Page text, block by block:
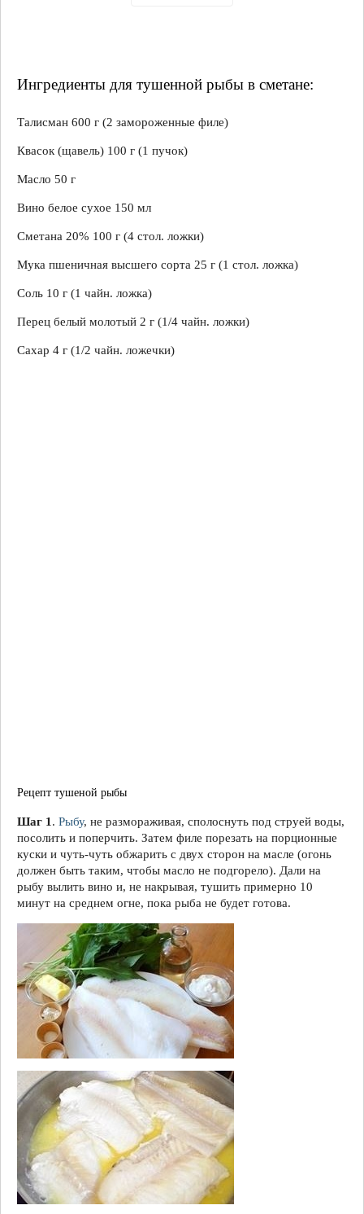
Ингредиенты для тушенной рыбы в сметане:
Талисман 600 г (2 замороженные филе)
Квасок (щавель) 100 г (1 пучок)
Масло 50 г
Вино белое сухое 150 мл
Сметана 20% 100 г (4 стол. ложки)
Мука пшеничная высшего сорта 25 г (1 стол. ложка)
Соль 10 г (1 чайн. ложка)
Перец белый молотый 2 г (1/4 чайн. ложки)
Сахар 4 г (1/2 чайн. ложечки)
Рецепт тушеной рыбы
Шаг 1 . Рыбу, не размораживая, сполоснуть под струей воды,
посолить и поперчить. Затем филе порезать на порционные
куски и чуть-чуть обжарить с двух сторон на масле (огонь
должен быть таким, чтобы масло не подгорело). Дали на
рыбу вылить вино и, не накрывая, тушить примерно 10
минут на среднем огне, пока рыба не будет готова.